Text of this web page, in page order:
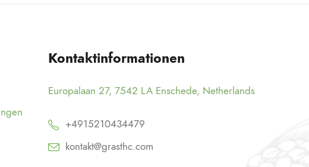
Kontaktinformationen
Europalaan 27, 7542 LA Enschede, Netherlands
+4915210434479
kontakt@grasthc.com